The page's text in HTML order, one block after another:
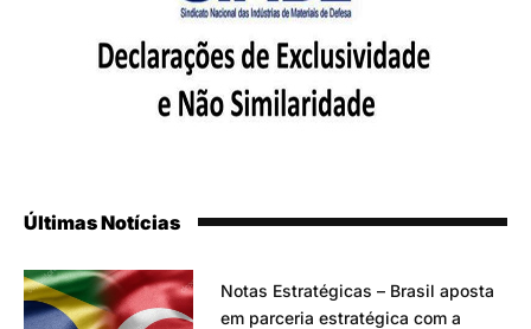
Últimas Notícias
Notas Estratégicas – Brasil aposta
em parceria estratégica com a